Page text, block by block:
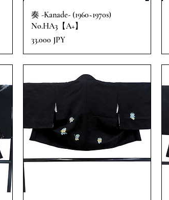
奏 -Kanade- (1960~1970s)
No.HA3【A+】
Precio
33.000 JPY